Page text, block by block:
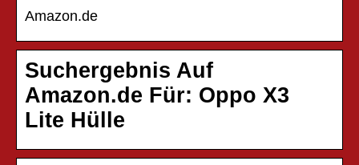
Amazon.de
Suchergebnis Auf
Amazon.de Für: Oppo X3
Lite Hülle